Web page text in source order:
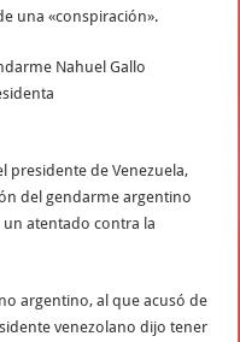
una «conspiración».
presidente de Venezuela,
del gendarme argentino
atentado contra la
argentino, al que acusó de
venezolano dijo tener